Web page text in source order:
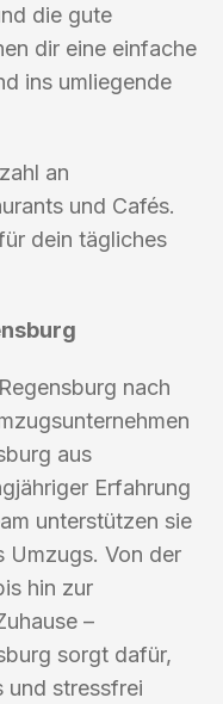
die gute
dir eine einfache
ins umliegende
an
und Cafés.
dein tägliches
nach
aus
Erfahrung
unterstützen sie
Umzugs. Von der
hin zur
–
sorgt dafür,
und stressfrei